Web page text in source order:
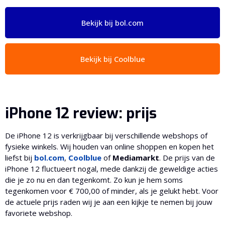
Bekijk bij bol.com
Bekijk bij Coolblue
iPhone 12 review: prijs
De iPhone 12 is verkrijgbaar bij verschillende webshops of
fysieke winkels. Wij houden van online shoppen en kopen het
liefst bij bol.com, Coolblue of Mediamarkt. De prijs van de
iPhone 12 fluctueert nogal, mede dankzij de geweldige acties
die je zo nu en dan tegenkomt. Zo kun je hem soms
tegenkomen voor € 700,00 of minder, als je gelukt hebt. Voor
de actuele prijs raden wij je aan een kijkje te nemen bij jouw
favoriete webshop.